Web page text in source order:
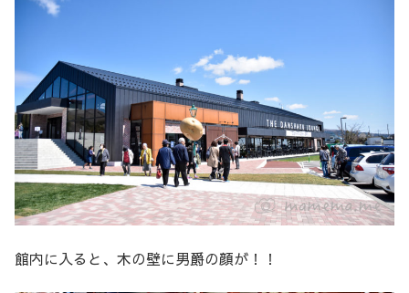
館内に入ると、木の壁に男爵の顔が！！